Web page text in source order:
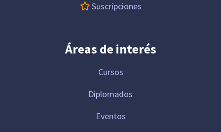
Suscripciones
Áreas de interés
Cursos
Diplomados
Eventos